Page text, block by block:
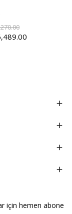
için hemen abone